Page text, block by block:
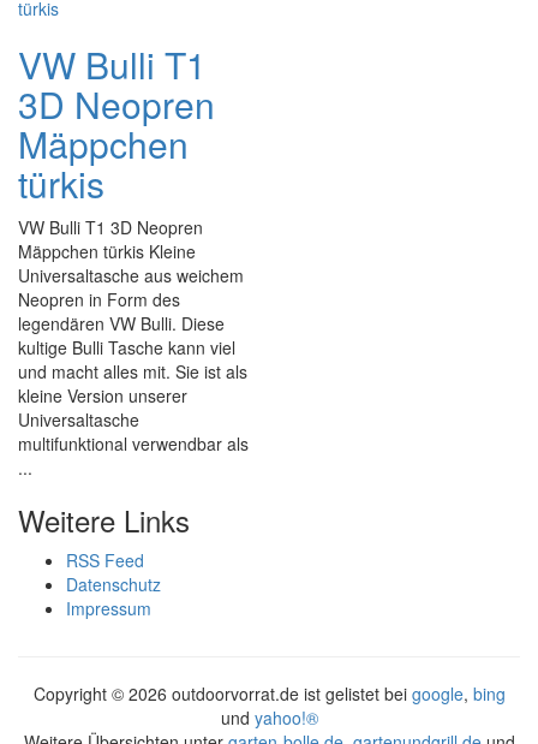
VW Bulli T1
3D Neopren
Mäppchen
türkis
VW Bulli T1 3D Neopren
Mäppchen türkis Kleine
Universaltasche aus weichem
Neopren in Form des
legendären VW Bulli. Diese
kultige Bulli Tasche kann viel
und macht alles mit. Sie ist als
kleine Version unserer
Universaltasche
multifunktional verwendbar als
...
Weitere Links
RSS Feed
Datenschutz
Impressum
Copyright © 2026 outdoorvorrat.de ist gelistet bei google, bing
und yahoo!®